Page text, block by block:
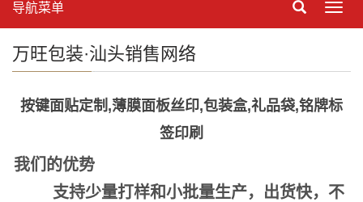
导航菜单
万旺包装·汕头销售网络
按键面贴定制,薄膜面板丝印,包装盒,礼品袋,铭牌标
签印刷
我们的优势
支持少量打样和小批量生产，出货快，不